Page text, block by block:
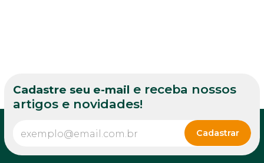
Cadastre seu e-mail e receba nossos
artigos e novidades!